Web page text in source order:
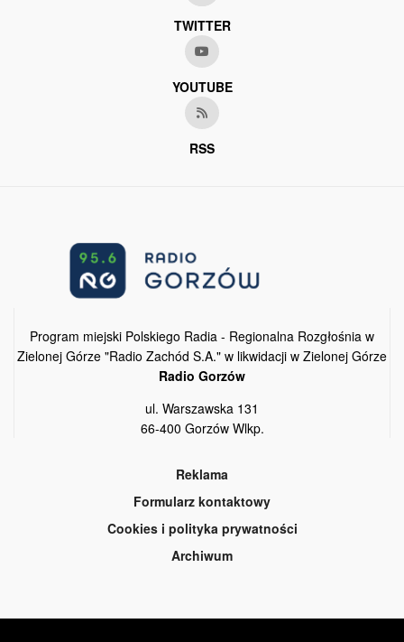
TWITTER
YOUTUBE
RSS
Program miejski Polskiego Radia - Regionalna Rozgłośnia w
Zielonej Górze "Radio Zachód S.A." w likwidacji w Zielonej Górze
Radio Gorzów
ul. Warszawska 131
66-400 Gorzów Wlkp.
Reklama
Formularz kontaktowy
Cookies i polityka prywatności
Archiwum